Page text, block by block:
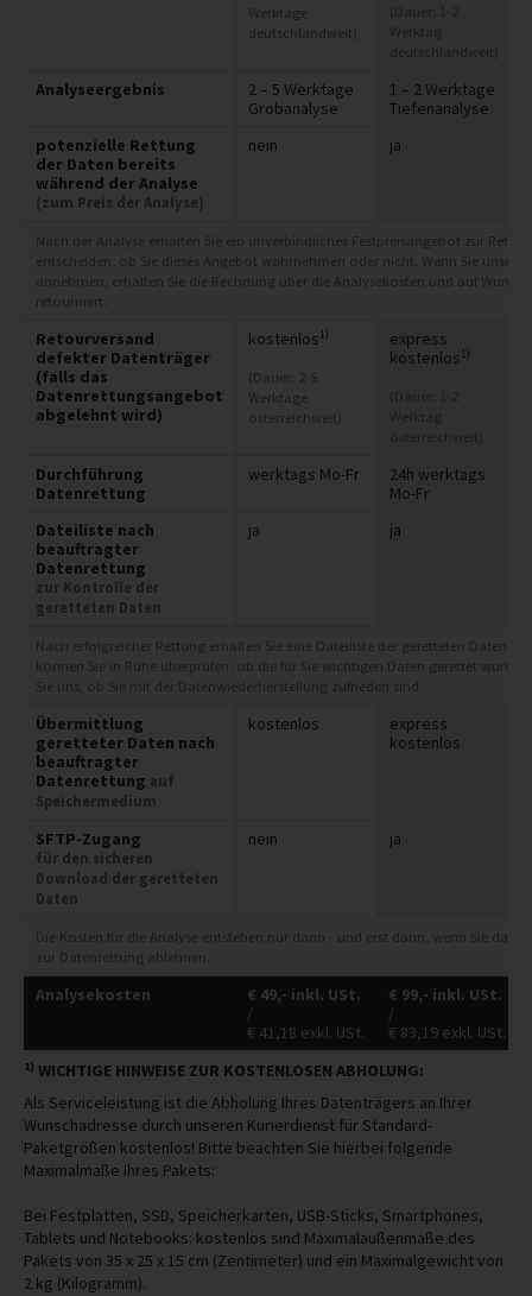
Werktage
deutschlandweit)
Analyseergebnis
2 – 5 Werktage
Grobanalyse
1 – 2 Werktage
Tiefenanalyse
potenzielle Rettung
der Daten bereits
während der Analyse
(zum Preis der Analyse)
nein ja
Retourversand
defekter Datenträger
(falls das
Datenrettungsangebot
abgelehnt wird)
kostenlos1)
(Dauer: 2-5
Werktage
österreichweit)
express
kostenlos1)
Durchführung
Datenrettung
werktags Mo-Fr
24h werktags
Mo-Fr
Dateiliste nach
beauftragter
Datenrettung
zur Kontrolle der
geretteten Daten
ja ja
Übermittlung
geretteter Daten nach
beauftragter
Datenrettung auf
Speichermedium
kostenlos
express
kostenlos
SFTP-Zugang
für den sicheren
Download der geretteten
Daten
nein ja
Analysekosten € 49,- inkl. USt.
/
€ 41,18 exkl. USt.
€ 99,- inkl. USt.
/
€ 83,19 exkl. USt.
1) WICHTIGE HINWEISE ZUR KOSTENLOSEN ABHOLUNG:
Als Serviceleistung ist die Abholung Ihres Datenträgers an Ihrer
Wunschadresse durch unseren Kurierdienst für Standard-
Paketgrößen kostenlos! Bitte beachten Sie hierbei folgende
Maximalmaße Ihres Pakets:
Bei Festplatten, SSD, Speicherkarten, USB-Sticks, Smartphones,
Tablets und Notebooks: kostenlos sind Maximalaußenmaße des
Pakets von 35 x 25 x 15 cm (Zentimeter) und ein Maximalgewicht von
2 kg (Kilogramm).